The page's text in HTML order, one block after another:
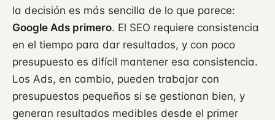
la decisión es más sencilla de lo que parece:
Google Ads primero. El SEO requiere consistencia
en el tiempo para dar resultados, y con poco
presupuesto es difícil mantener esa consistencia.
Los Ads, en cambio, pueden trabajar con
presupuestos pequeños si se gestionan bien, y
generan resultados medibles desde el primer